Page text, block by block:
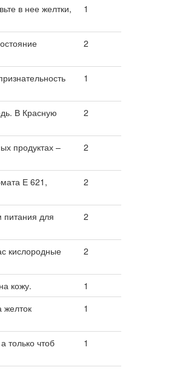
в нее желтки,
1
2
1
В Красную
2
продуктах –
2
Е 621,
2
питания для
2
кислородные
2
кожу.
1
желток
1
только чтоб
1